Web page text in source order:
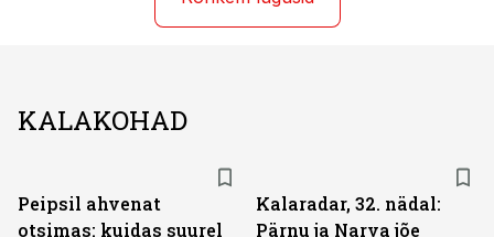
KALAKOHAD
Peipsil ahvenat
otsimas: kuidas suurel
Kalaradar, 32. nädal:
Pärnu ja Narva jõe